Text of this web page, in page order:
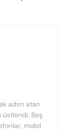
adım atan
üstlendi. Beş
mobil